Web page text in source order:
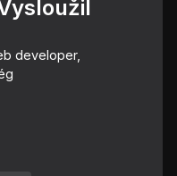
developer,